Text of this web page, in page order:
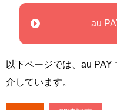
au
以下ページでは、au PAY
介しています。